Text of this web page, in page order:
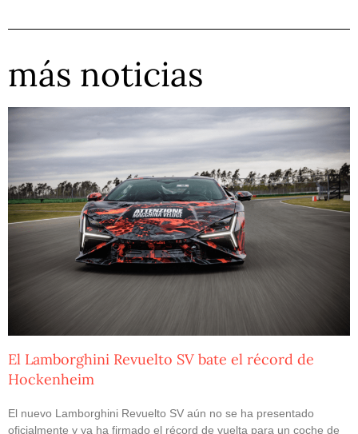
más noticias
El Lamborghini Revuelto SV bate el récord de
Hockenheim
El nuevo Lamborghini Revuelto SV aún no se ha presentado
oficialmente y ya ha firmado el récord de vuelta para un coche de